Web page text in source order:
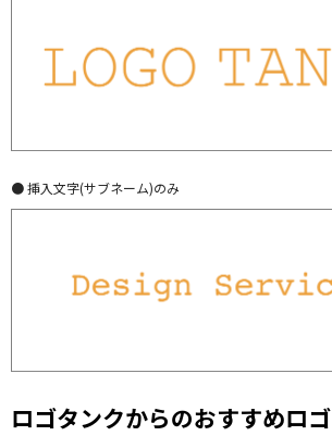
● 挿入文字(サブネーム)のみ
ロゴタンクからのおすすめロゴ